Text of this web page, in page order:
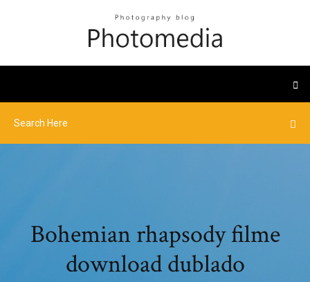
Bohemian rhapsody filme
download dublado